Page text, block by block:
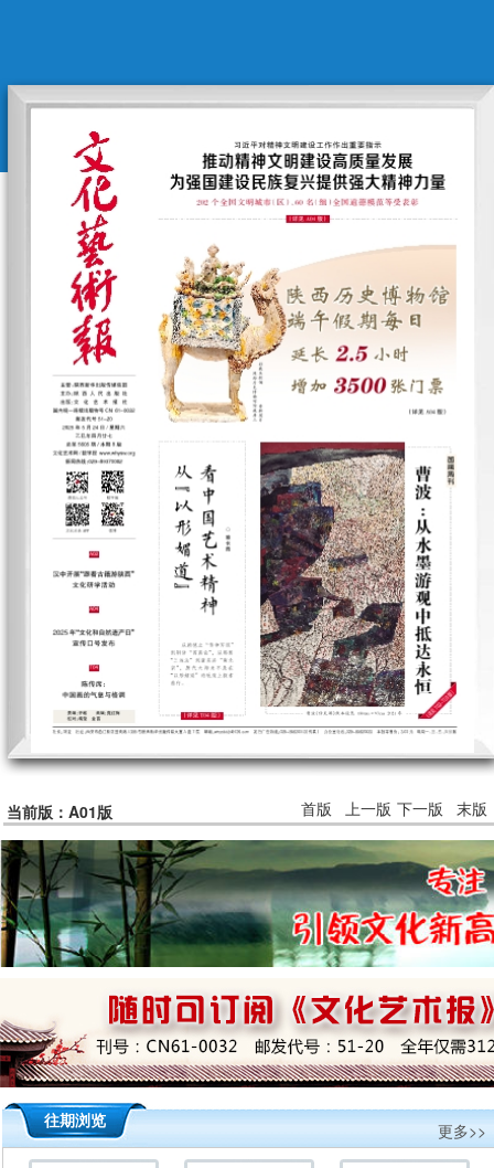
当前版：A01版 首版 上一版 下一版 末版
往期浏览 更多>>